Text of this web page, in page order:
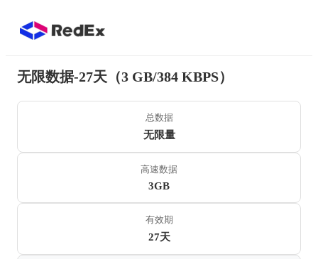
无限数据-27天（3 GB/384 KBPS）
总数据
无限量
高速数据
3GB
有效期
27天